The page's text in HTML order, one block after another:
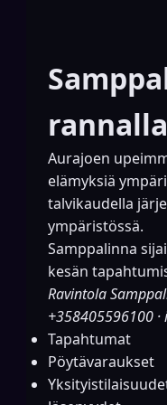
Aurajoen
elämyksiä
talvikaudella
ympäristössä.
Samppalinna
kesän
Ravintola
+358405596100 ·
Tapahtumat
Pöytävaraukset